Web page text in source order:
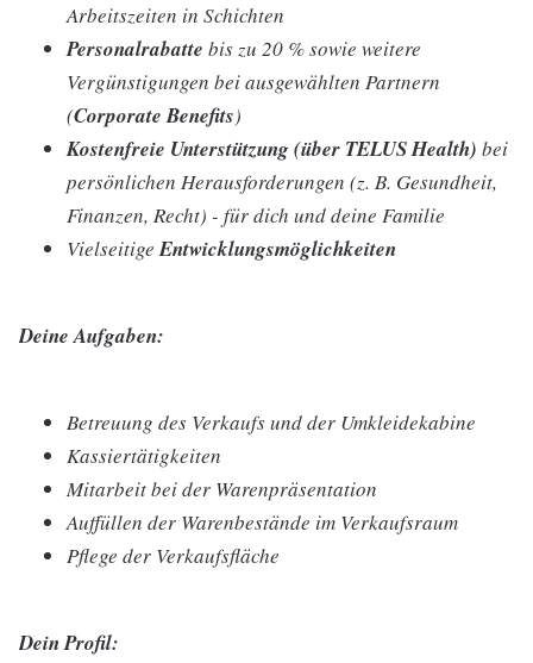
Arbeitszeiten in Schichten
Personalrabatte bis zu 20 % sowie weitere
Vergünstigungen bei ausgewählten Partnern
(Corporate Benefits)
Kostenfreie Unterstützung (über TELUS Health) bei
persönlichen Herausforderungen (z. B. Gesundheit,
Finanzen, Recht) - für dich und deine Familie
VielseitigeEntwicklungsmöglichkeiten
Deine Aufgaben:
Betreuung des Verkaufs und der Umkleidekabine
Kassiertätigkeiten
Mitarbeit bei der Warenpräsentation
Auffüllen der Warenbestände im Verkaufsraum
Pflege der Verkaufsfläche
Dein Profil: